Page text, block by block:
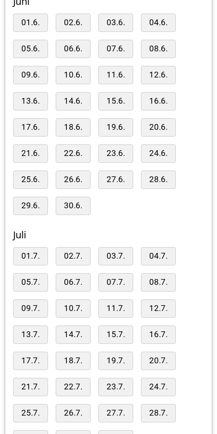
01.6. 02.6. 03.6. 04.6.
05.6. 06.6. 07.6. 08.6.
09.6. 10.6. 11.6. 12.6.
13.6. 14.6. 15.6. 16.6.
17.6. 18.6. 19.6. 20.6.
21.6. 22.6. 23.6. 24.6.
25.6. 26.6. 27.6. 28.6.
29.6. 30.6.
Juli
01.7. 02.7. 03.7. 04.7.
05.7. 06.7. 07.7. 08.7.
09.7. 10.7. 11.7. 12.7.
13.7. 14.7. 15.7. 16.7.
17.7. 18.7. 19.7. 20.7.
21.7. 22.7. 23.7. 24.7.
25.7. 26.7. 27.7. 28.7.